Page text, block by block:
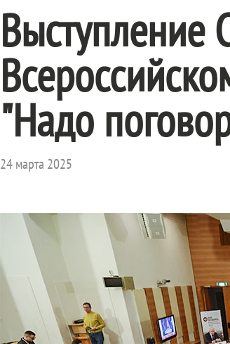
Выступление
"Надо
24 марта 2025